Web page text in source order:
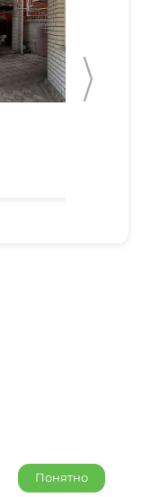
Понятно